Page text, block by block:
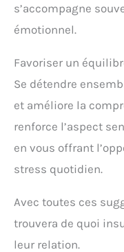
s’accompagne
émotionnel.
Favoriser un
Se détendre
et améliore la
renforce l’aspect
en vous offrant
stress quotidien.
Avec toutes ces
trouvera de quoi
leur relation.